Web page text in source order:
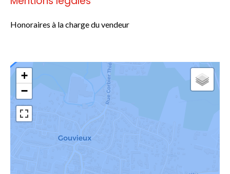
Honoraires à la charge du vendeur
+
−